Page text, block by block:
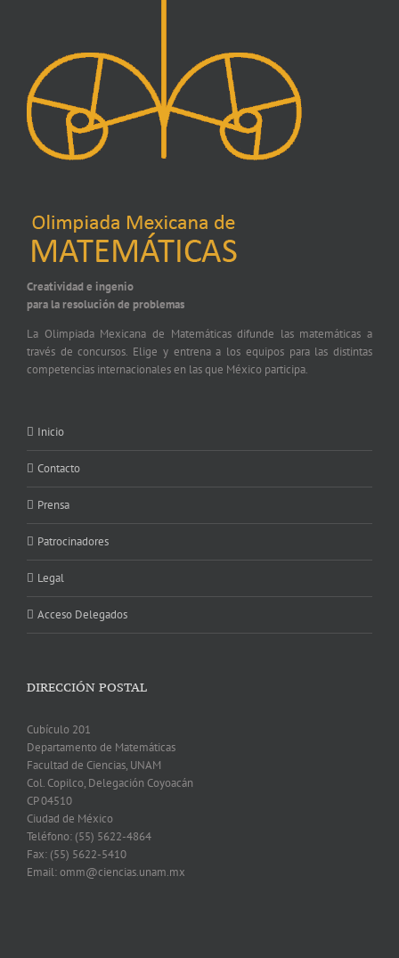
Creatividad e ingenio
para la resolución de problemas
La Olimpiada Mexicana de Matemáticas difunde las matemáticas a
través de concursos. Elige y entrena a los equipos para las distintas
competencias internacionales en las que México participa.
Inicio
Contacto
Prensa
Patrocinadores
Legal
Acceso Delegados
DIRECCIÓN POSTAL
Cubículo 201
Departamento de Matemáticas
Facultad de Ciencias, UNAM
Col. Copilco, Delegación Coyoacán
CP 04510
Ciudad de México
Teléfono: (55) 5622-4864
Fax: (55) 5622-5410
Email: omm@ciencias.unam.mx